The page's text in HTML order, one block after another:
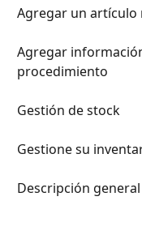
Agregar un
Agregar
procedimiento
Gestión de stock
Gestione su
Descripción